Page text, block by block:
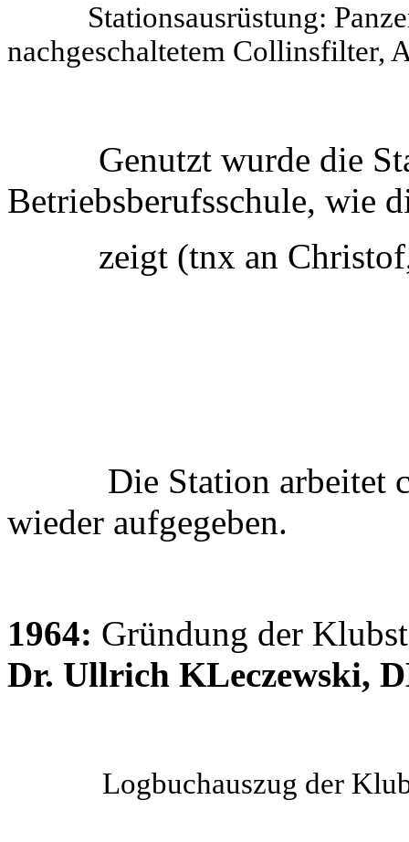
Stationsausrüstung:
nachgeschaltetem Collinsfilter,
Genutzt wurde die
Betriebsberufsschule, wie
zeigt (tnx an Christof,
Die Station arbeitet
wieder aufgegeben.
1964: Gründung der
Dr. Ullrich KLeczewski,
Logbuchauszug der